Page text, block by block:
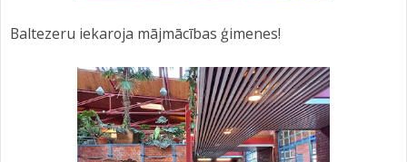
Baltezeru iekaroja mājmācības ģimenes!